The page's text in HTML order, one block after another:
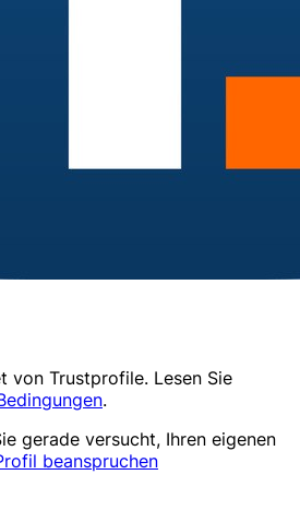
von Trustprofile. Lesen Sie
.
gerade versucht, Ihren eigenen
beanspruchen